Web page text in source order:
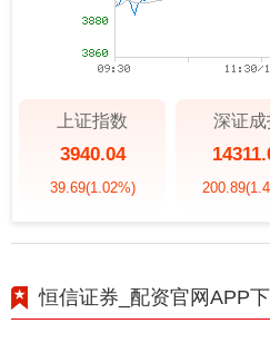
上证指数
3940.04
39.69(1.02%)
深证成
200.89
恒信证券_配资官网APP